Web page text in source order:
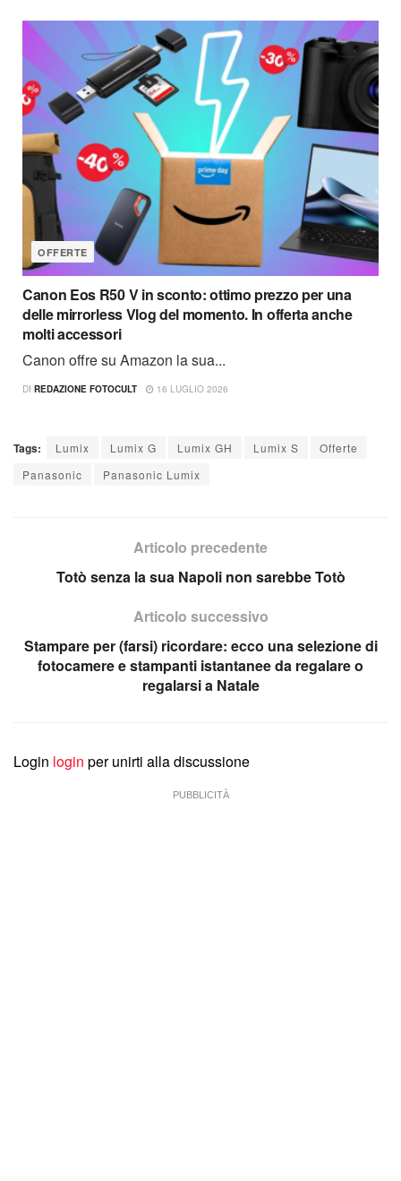
OFFERTE
Canon Eos R50 V in sconto: ottimo prezzo per una
delle mirrorless Vlog del momento. In offerta anche
molti accessori
Canon offre su Amazon la sua...
DI REDAZIONE FOTOCULT 16 LUGLIO 2026
Tags: Lumix Lumix G Lumix GH Lumix S
Offerte
Panasonic
Panasonic Lumix
Articolo precedente
Totò senza la sua Napoli non sarebbe Totò
Articolo successivo
Stampare per (farsi) ricordare: ecco una selezione di
fotocamere e stampanti istantanee da regalare o
regalarsi a Natale
Login login per unirti alla discussione
PUBBLICITÀ